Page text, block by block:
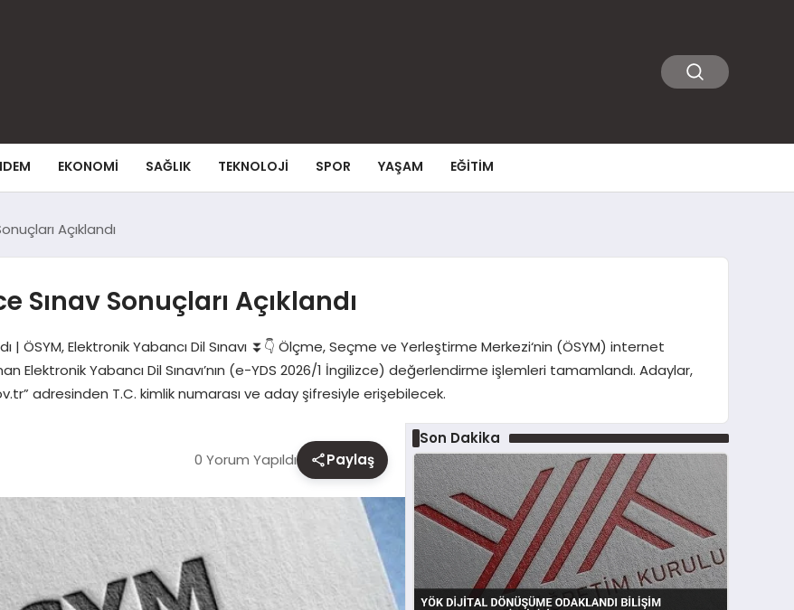
EKONOMI SAĞLIK TEKNOLOJI SPOR YAŞAM EĞITIM
Açıklandı
Sınav Sonuçları Açıklandı
| ÖSYM, Elektronik Yabancı Dil Sınavı ⏬👇 Ölçme, Seçme ve Yerleştirme Merkezi‘nin (ÖSYM) internet
Elektronik Yabancı Dil Sınavı’nın (e-YDS 2026/1 İngilizce) değerlendirme işlemleri tamamlandı. Adaylar,
adresinden T.C. kimlik numarası ve aday şifresiyle erişebilecek.
0 Yorum Yapıldı Paylaş
Son Dakika